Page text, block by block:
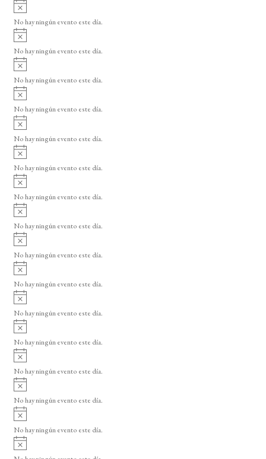
o
A
v
i
o
No hay ningún evento este día.
A
v
i
o
No hay ningún evento este día.
A
v
i
o
No hay ningún evento este día.
A
v
i
o
No hay ningún evento este día.
A
v
i
o
No hay ningún evento este día.
A
v
i
o
No hay ningún evento este día.
A
v
i
o
No hay ningún evento este día.
A
v
i
o
No hay ningún evento este día.
A
v
i
o
No hay ningún evento este día.
A
v
i
o
No hay ningún evento este día.
A
v
i
o
No hay ningún evento este día.
A
v
i
o
No hay ningún evento este día.
A
v
i
o
No hay ningún evento este día.
A
v
i
o
No hay ningún evento este día.
A
v
i
o
No hay ningún evento este día.
A
v